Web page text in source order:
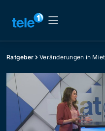
Ratgeber Veränderungen in